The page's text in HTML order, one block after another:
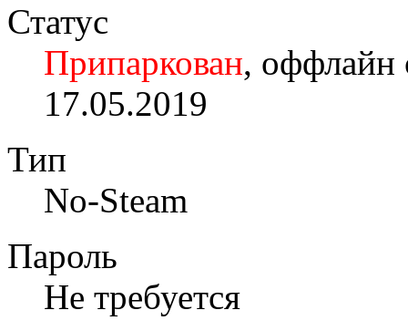
Статус
Припаркован, оффлайн
17.05.2019
Тип
No-Steam
Пароль
Не требуется